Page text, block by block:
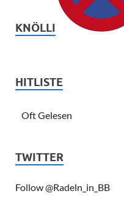
KNÖLLI
HITLISTE
Oft Gelesen
TWITTER
Follow @Radeln_in_BB